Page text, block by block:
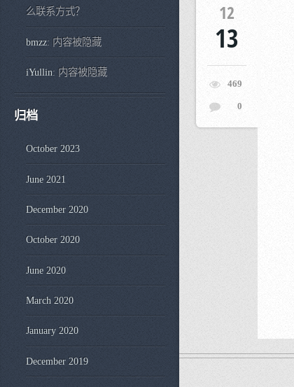
么联系方式？
bmzz: 内容被隐藏
iYullin: 内容被隐藏
归档
October 2023
June 2021
December 2020
October 2020
June 2020
March 2020
January 2020
December 2019
12
13
469
0